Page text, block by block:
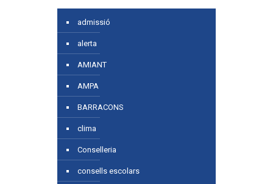
admissió
alerta
AMIANT
AMPA
BARRACONS
clima
Conselleria
consells escolars